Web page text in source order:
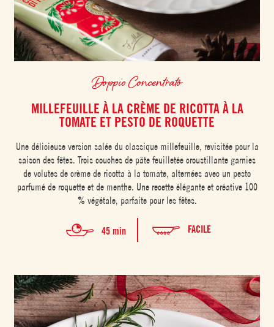
Doppio Concentrato
MILLEFEUILLE À LA CRÈME DE RICOTTA À LA
TOMATE ET PESTO DE ROQUETTE
Une délicieuse version salée du classique millefeuille, revisitée pour la
saison des fêtes. Trois couches de pâte feuilletée croustillante garnies
de volutes de crème de ricotta à la tomate, alternées avec un pesto
parfumé de roquette et de menthe. Une recette élégante et créative 100
% végétale, parfaite pour les fêtes.
45 min FACILE